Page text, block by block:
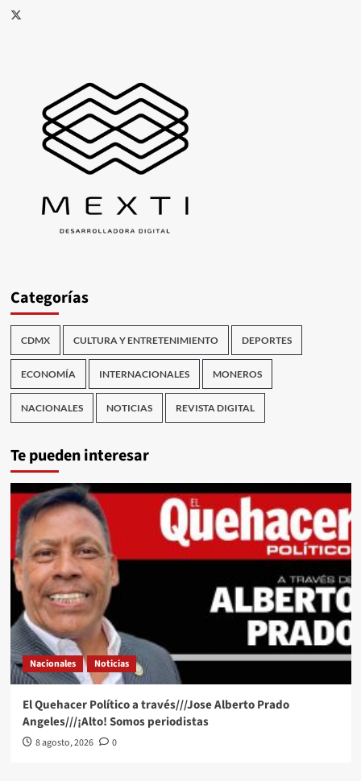
X
Categorías
CDMX CULTURA Y ENTRETENIMIENTO DEPORTES
ECONOMÍA INTERNACIONALES MONEROS
NACIONALES NOTICIAS REVISTA DIGITAL
Te pueden interesar
Nacionales Noticias
El Quehacer Político a través///Jose Alberto Prado
Angeles///¡Alto! Somos periodistas
8 agosto, 2026 0